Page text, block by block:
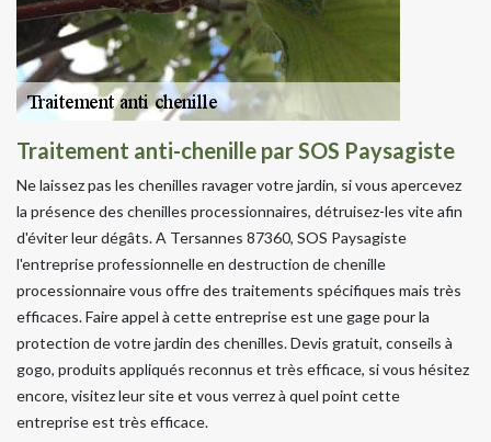
Traitement anti-chenille par SOS Paysagiste
Ne laissez pas les chenilles ravager votre jardin, si vous apercevez
la présence des chenilles processionnaires, détruisez-les vite afin
d'éviter leur dégâts. A Tersannes 87360, SOS Paysagiste
l'entreprise professionnelle en destruction de chenille
processionnaire vous offre des traitements spécifiques mais très
efficaces. Faire appel à cette entreprise est une gage pour la
protection de votre jardin des chenilles. Devis gratuit, conseils à
gogo, produits appliqués reconnus et très efficace, si vous hésitez
encore, visitez leur site et vous verrez à quel point cette
entreprise est très efficace.